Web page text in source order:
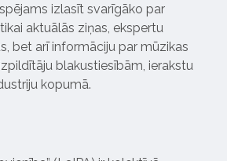
izlasīt svarīgāko par
aktuālās ziņas, ekspertu
bet arī informāciju par mūzikas
blakustiesībām, ierakstu
kopumā.